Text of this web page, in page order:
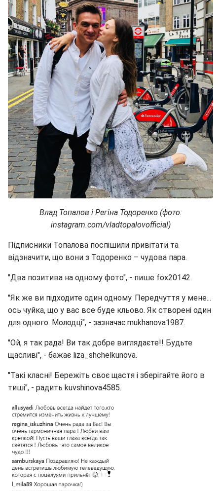
Влад Топалов і Регіна Тодоренко (фото:
instagram.com/vladtopalovofficial)
Підписники Топалова поспішили привітати та
відзначити, що вони з Тодоренко – чудова пара.
"Два позитива на одному фото", - пише fox20142.
"Як же ви підходите один одному. Передчуття у мене...
ось чуйка, що у вас все буде кльово. Як створені один
для одного. Молодці", - зазначає mukhanova1987.
"Ой, я так рада! Ви так добре виглядаєте!! Будьте
щасливі", - бажає liza_shchelkunova.
"Такі класні! Бережіть своє щастя і зберігайте його в
тиші", - радить kuvshinova4585.